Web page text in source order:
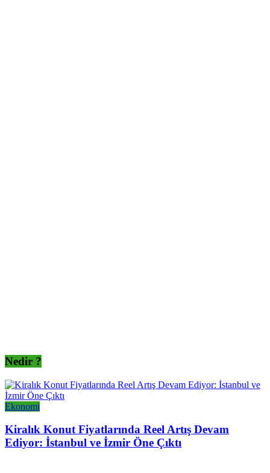
Nedir ?
Ekonomi
Kiralık Konut Fiyatlarında Reel Artış Devam
Ediyor: İstanbul ve İzmir Öne Çıktı